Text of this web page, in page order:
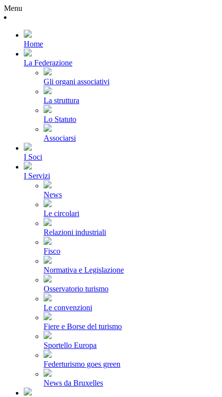
Menu
Home
La Federazione
Gli organi associativi
La struttura
Lo Statuto
Associarsi
I Soci
I Servizi
News
Le circolari
Relazioni industriali
Fisco
Normativa e Legislazione
Osservatorio turismo
Le convenzioni
Fiere e Borse del turismo
Sportello Europa
Federturismo goes green
News da Bruxelles